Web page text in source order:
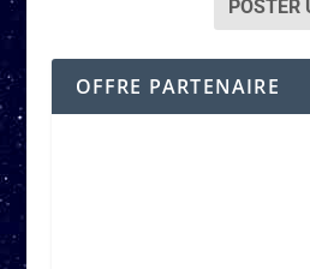
OFFRE PARTENAIRE